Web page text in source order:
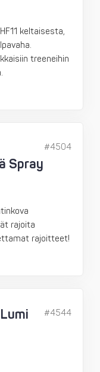
keltaisesta,
treeneihin
Spray
rajoita
rajoitteet!
#4504
#4544